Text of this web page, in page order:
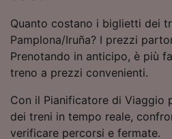
Quanto costano i biglietti dei
Pamplona/Iruña? I prezzi
Prenotando in anticipo, è più
treno a prezzi convenienti.
Con il Pianificatore di Viaggio
dei treni in tempo reale,
verificare percorsi e fermate.